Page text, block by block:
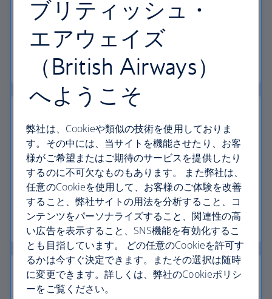
バウチャーを用いたご希望便またはホリデーのご
予約方法についてをご確認いただけます。
バウチャーの詳細を見る
パスポート、ビザ、入国条件
ご旅行に必要な書類についてご確認いただけま
す。
入国要件を確認
ブリティッシュ・
エアウェイズ
（British Airways）
へようこそ
弊社は、Cookieや類似の技術を使用しておりま
す。その中には、当サイトを機能させたり、お客
様がご希望またはご期待のサービスを提供したり
するのに不可欠なものもあります。 また弊社は、
任意のCookieを使用して、お客様のご体験を改善
すること、弊社サイトの用法を分析すること、コ
ンテンツをパーソナライズすること、関連性の高
い広告を表示すること、SNS機能を有効化するこ
とも目指しています。 どの任意のCookieを許可す
るかは今すぐ決定できます。またその選択は随時
に変更できます。詳しくは、弊社のCookieポリシ
ーをご覧ください。